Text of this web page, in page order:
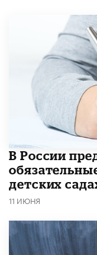
В России
детских
11 ИЮНЯ